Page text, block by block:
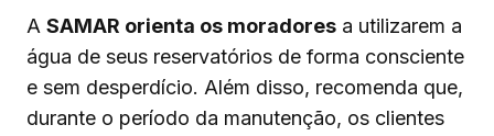
A SAMAR orienta os moradores a utilizarem a
água de seus reservatórios de forma consciente
e sem desperdício. Além disso, recomenda que,
durante o período da manutenção, os clientes